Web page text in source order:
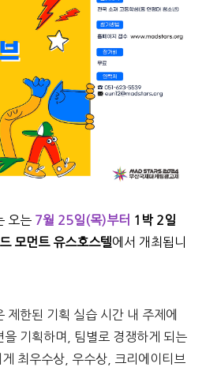
오는 7월 25일(목)부터 1박 2일
모먼트 유스호스텔에서 개최됩니
제한된 기획 실습 시간 내 주제에
을 기획하며, 팀별로 경쟁하게 되는
게 최우수상, 우수상, 크리에이티브